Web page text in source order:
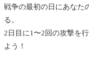
戦争の最初の日にあなた
る。
2日目に1〜2回の攻撃を
よう！